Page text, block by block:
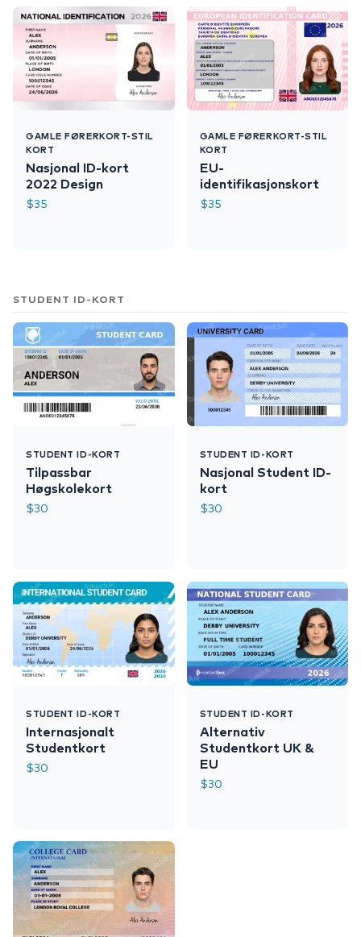
GAMLE FØRERKORT-STIL
KORT
Nasjonal ID-kort
2022 Design
$35
GAMLE FØRERKORT-STIL
KORT
EU-
identifikasjonskort
$35
STUDENT ID-KORT
STUDENT ID-KORT
Tilpassbar
Høgskolekort
$30
STUDENT ID-KORT
Internasjonalt
Studentkort
$30
STUDENT ID-KORT
Nasjonal Student ID-
kort
$30
STUDENT ID-KORT
Alternativ
Studentkort UK &
EU
$30